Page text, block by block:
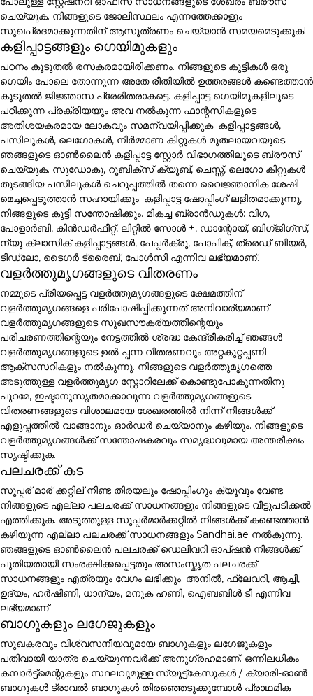
ചെയ്യുക. നിങ്ങളുടെ ജോലിസ്ഥലം എന്നത്തേക്കാളും
സുഖപ്രദമാക്കുന്നതിന് ആസൂത്രണം ചെയ്യാൻ സമയമെടുക്കുക!
കളിപ്പാട്ടങ്ങളും ഗെയിമുകളും
പഠനം കൂടുതൽ രസകരമായിരിക്കണം. നിങ്ങളുടെ കുട്ടികൾ ഒരു
ഗെയിം പോലെ തോന്നുന്ന അതേ രീതിയിൽ ഉത്തരങ്ങൾ കണ്ടെത്താൻ
കൂടുതൽ ജിജ്ഞാസ പ്രേരിതരാകട്ടെ. കളിപ്പാട്ട ഗെയിമുകളിലൂടെ
പഠിക്കുന്ന പ്രക്രിയയും അവ നൽകുന്ന ഫാന്റസികളുടെ
അതിശയകരമായ ലോകവും സമന്വയിപ്പിക്കുക. കളിപ്പാട്ടങ്ങൾ,
പസിലുകൾ, ലെഗോകൾ, നിർമ്മാണ കിറ്റുകൾ മുതലായവയുടെ
ഞങ്ങളുടെ ഓൺലൈൻ കളിപ്പാട്ട സ്റ്റോർ വിഭാഗത്തിലൂടെ ബ്രൗസ്
ചെയ്യുക. സുഡോകു, റൂബിക്സ് ക്യൂബ്, ചെസ്സ്, ലെഗോ കിറ്റുകൾ
തുടങ്ങിയ പസിലുകൾ ചെറുപ്പത്തിൽ തന്നെ വൈജ്ഞാനിക ശേഷി
മെച്ചപ്പെടുത്താൻ സഹായിക്കും. കളിപ്പാട്ട ഷോപ്പിംഗ് ലളിതമാക്കുന്നു,
നിങ്ങളുടെ കുട്ടി സന്തോഷിക്കും. മികച്ച ബ്രാൻഡുകൾ: വിഗ,
പോളാർബി, കിൻഡർഫീറ്റ്, ലിറ്റിൽ സോൾ +, ഡാന്റോയ്, ബിഗ്ജിഗ്സ്,
ന്യൂ ക്ലാസിക് കളിപ്പാട്ടങ്ങൾ, പേപ്പർക്രൂ, പോപിക്, ത്രെഡ് ബിയർ,
ടിഡ്ലോ, ടൈഗർ ട്രൈബ്, പോൾസി എന്നിവ ലഭ്യമാണ്.
വളർത്തുമൃഗങ്ങളുടെ വിതരണം
നമ്മുടെ പ്രിയപ്പെട്ട വളർത്തുമൃഗങ്ങളുടെ ക്ഷേമത്തിന്
വളർത്തുമൃഗങ്ങളെ പരിപോഷിപ്പിക്കുന്നത് അനിവാര്യമാണ്.
വളർത്തുമൃഗങ്ങളുടെ സുഖസൗകര്യത്തിന്റെയും
പരിചരണത്തിന്റെയും നേട്ടത്തിൽ ശ്രദ്ധ കേന്ദ്രീകരിച്ച് ഞങ്ങൾ
വളർത്തുമൃഗങ്ങളുടെ ഉൽ പ്പന്ന വിതരണവും അറ്റകുറ്റപ്പണി
ആക്സസറികളും നൽകുന്നു. നിങ്ങളുടെ വളർത്തുമൃഗത്തെ
അടുത്തുള്ള വളർത്തുമൃഗ സ്റ്റോറിലേക്ക് കൊണ്ടുപോകുന്നതിനു
പുറമേ, ഇഷ്ടാനുസൃതമാക്കാവുന്ന വളർത്തുമൃഗങ്ങളുടെ
വിതരണങ്ങളുടെ വിശാലമായ ശേഖരത്തിൽ നിന്ന് നിങ്ങൾക്ക്
എളുപ്പത്തിൽ വാങ്ങാനും ഓർഡർ ചെയ്യാനും കഴിയും. നിങ്ങളുടെ
വളർത്തുമൃഗങ്ങൾക്ക് സന്തോഷകരവും സമൃദ്ധവുമായ അന്തരീക്ഷം
സൃഷ്ടിക്കുക.
പലചരക്ക് കട
സൂപ്പര് മാര് ക്കറ്റില് നീണ്ട തിരയലും ഷോപ്പിംഗും ക്യൂവും വേണ്ട.
നിങ്ങളുടെ എല്ലാ പലചരക്ക് സാധനങ്ങളും നിങ്ങളുടെ വീട്ടുപടിക്കൽ
എത്തിക്കുക. അടുത്തുള്ള സൂപ്പർമാർക്കറ്റിൽ നിങ്ങൾക്ക് കണ്ടെത്താൻ
കഴിയുന്ന എല്ലാ പലചരക്ക് സാധനങ്ങളും Sandhai.ae നൽകുന്നു.
ഞങ്ങളുടെ ഓൺലൈൻ പലചരക്ക് ഡെലിവറി ഓപ്ഷൻ നിങ്ങൾക്ക്
പുതിയതായി സംരക്ഷിക്കപ്പെട്ടതും അസംസ്കൃത പലചരക്ക്
സാധനങ്ങളും എത്രയും വേഗം ലഭിക്കും. അനിൽ, ഫ്ലേവറി, ആച്ചി,
ഉദ്യം, ഹർഷിണി, ധാന്യം, മനുക ഹണി, ഐബബിൾ ടീ എന്നിവ
ലഭ്യമാണ്
ബാഗുകളും ലഗേജുകളും
സുഖകരവും വിശ്വസനീയവുമായ ബാഗുകളും ലഗേജുകളും
പതിവായി യാത്ര ചെയ്യുന്നവർക്ക് അനുഗ്രഹമാണ്. ഒന്നിലധികം
കമ്പാർട്ട്മെന്റുകളും സ്ഥലവുമുള്ള സ്യൂട്ട്കേസുകൾ / ക്യാരി-ഓൺ
ബാഗുകൾ ട്രാവൽ ബാഗുകൾ തിരഞ്ഞെടുക്കുമ്പോൾ പ്രാഥമിക